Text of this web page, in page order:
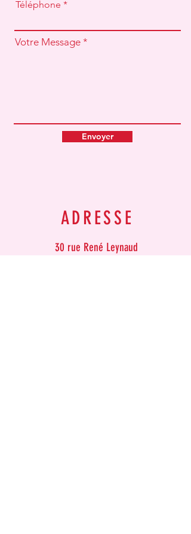
Téléphone
Votre Message
Envoyer
ADRESSE
30 rue René Leynaud